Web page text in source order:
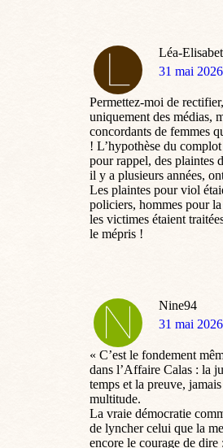
Léa-
dit
31 mai
Permettez-moi de
uniquement des médias,
concordants de femmes
! L’hypothèse du
pour rappel, des plaintes
il y a plusieurs années,
Les plaintes pour viol
policiers, hommes pour
les victimes étaient
le mépris !
Nine94
dit
31 mai
« C’est le fondement
dans l’Affaire Calas : la
temps et la preuve,
multitude.
La vraie démocratie
de lyncher celui que la
encore le courage de dire